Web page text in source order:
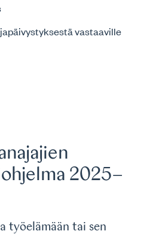
vastaaville
2025–
työelämään tai sen